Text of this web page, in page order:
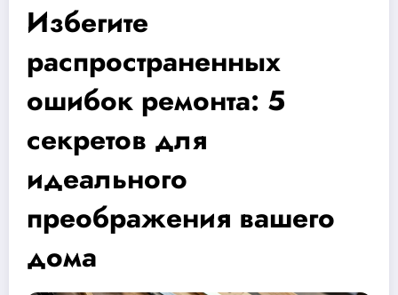
Избегите
распространенных
ошибок ремонта: 5
секретов для
идеального
преображения вашего
дома